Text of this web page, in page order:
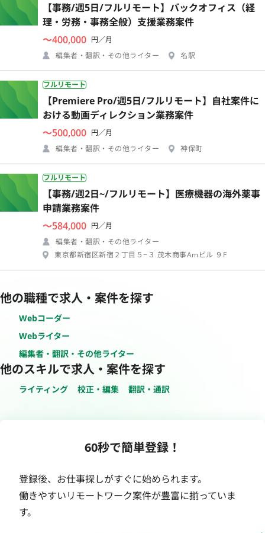
【事務/週5日/フルリモート】バックオフィス（経
理・労務・事務全般）支援業務案件
〜400,000 円／月
編集者・翻訳・その他ライター
名駅
フルリモート
【Premiere Pro/週5日/フルリモート】自社案件に
おける動画ディレクション業務案件
〜500,000 円／月
編集者・翻訳・その他ライター
神保町
フルリモート
【事務/週2日~/フルリモート】医療機器の海外薬事
申請業務案件
〜584,000 円／月
編集者・翻訳・その他ライター
東京都新宿区新宿２丁目５−３ 茂木商事Amビル ９F
他の職種で求人・案件を探す
Webコーダー
Webライター
編集者・翻訳・その他ライター
他のスキルで求人・案件を探す
ライティング 校正・編集 翻訳・通訳
60秒で簡単登録！
登録後、お仕事探しがすぐに始められます。
働きやすいリモートワーク案件が豊富に揃っていま
す。